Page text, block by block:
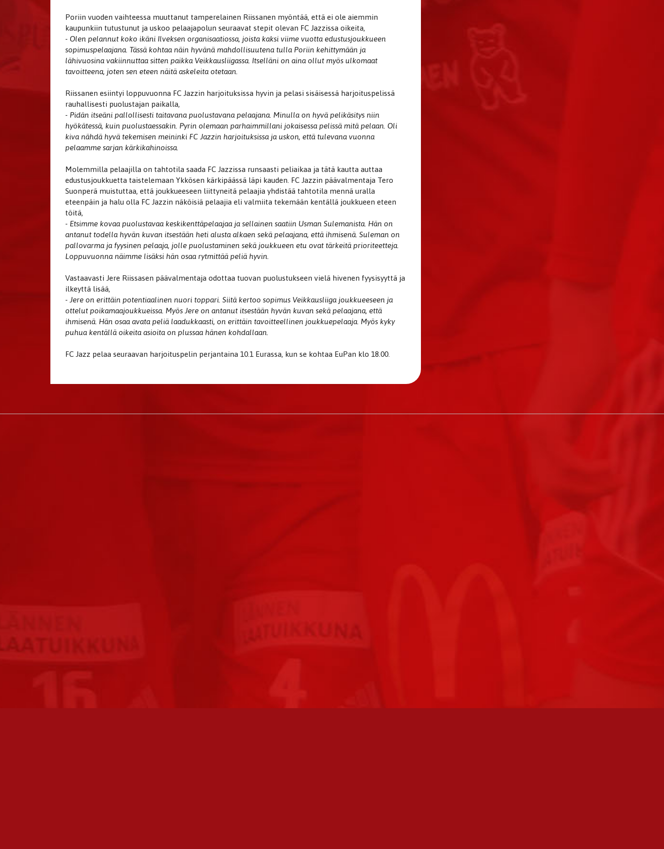
Poriin vuoden vaihteessa muuttanut tamperelainen Riissanen myöntää, että ei ole aiemmin
kaupunkiin tutustunut ja uskoo pelaajapolun seuraavat stepit olevan FC Jazzissa oikeita,
- Olen pelannut koko ikäni Ilveksen organisaatiossa, joista kaksi viime vuotta edustusjoukkueen
sopimuspelaajana. Tässä kohtaa näin hyvänä mahdollisuutena tulla Poriin kehittymään ja
lähivuosina vakiinnuttaa sitten paikka Veikkausliigassa. Itselläni on aina ollut myös ulkomaat
tavoitteena, joten sen eteen näitä askeleita otetaan.
Riissanen esiintyi loppuvuonna FC Jazzin harjoituksissa hyvin ja pelasi sisäisessä harjoituspelissä
rauhallisesti puolustajan paikalla,
- Pidän itseäni pallollisesti taitavana puolustavana pelaajana. Minulla on hyvä pelikäsitys niin
hyökätessä, kuin puolustaessakin. Pyrin olemaan parhaimmillani jokaisessa pelissä mitä pelaan. Oli
kiva nähdä hyvä tekemisen meininki FC Jazzin harjoituksissa ja uskon, että tulevana vuonna
pelaamme sarjan kärkikahinoissa.
Molemmilla pelaajilla on tahtotila saada FC Jazzissa runsaasti peliaikaa ja tätä kautta auttaa
edustusjoukkuetta taistelemaan Ykkösen kärkipäässä läpi kauden. FC Jazzin päävalmentaja Tero
Suonperä muistuttaa, että joukkueeseen liittyneitä pelaajia yhdistää tahtotila mennä uralla
eteenpäin ja halu olla FC Jazzin näköisiä pelaajia eli valmiita tekemään kentällä joukkueen eteen
töitä,
- Etsimme kovaa puolustavaa keskikenttäpelaajaa ja sellainen saatiin Usman Sulemanista. Hän on
antanut todella hyvän kuvan itsestään heti alusta alkaen sekä pelaajana, että ihmisenä. Suleman on
pallovarma ja fyysinen pelaaja, jolle puolustaminen sekä joukkueen etu ovat tärkeitä prioriteetteja.
Loppuvuonna näimme lisäksi hän osaa rytmittää peliä hyvin.
Vastaavasti Jere Riissasen päävalmentaja odottaa tuovan puolustukseen vielä hivenen fyysisyyttä ja
ilkeyttä lisää,
- Jere on erittäin potentiaalinen nuori toppari. Siitä kertoo sopimus Veikkausliiga joukkueeseen ja
ottelut poikamaajoukkueissa. Myös Jere on antanut itsestään hyvän kuvan sekä pelaajana, että
ihmisenä. Hän osaa avata peliä laadukkaasti, on erittäin tavoitteellinen joukkuepelaaja. Myös kyky
puhua kentällä oikeita asioita on plussaa hänen kohdallaan.
​​​​​​​FC Jazz pelaa seuraavan harjoituspelin perjantaina 10.1 Eurassa, kun se kohtaa EuPan klo 18.00.